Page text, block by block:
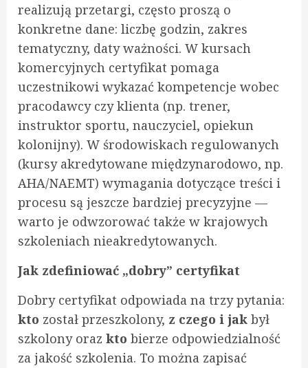
realizują przetargi, często proszą o
konkretne dane: liczbę godzin, zakres
tematyczny, daty ważności. W kursach
komercyjnych certyfikat pomaga
uczestnikowi wykazać kompetencje wobec
pracodawcy czy klienta (np. trener,
instruktor sportu, nauczyciel, opiekun
kolonijny). W środowiskach regulowanych
(kursy akredytowane międzynarodowo, np.
AHA/NAEMT) wymagania dotyczące treści i
procesu są jeszcze bardziej precyzyjne —
warto je odwzorować także w krajowych
szkoleniach nieakredytowanych.
Jak zdefiniować „dobry” certyfikat
Dobry certyfikat odpowiada na trzy pytania:
kto został przeszkolony, z czego i jak był
szkolony oraz kto bierze odpowiedzialność
za jakość szkolenia. To można zapisać